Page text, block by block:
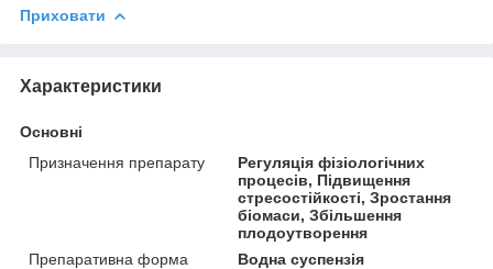
Приховати
Характеристики
Основні
Призначення препарату
Регуляція фізіологічних
процесів, Підвищення
стресостійкості, Зростання
біомаси, Збільшення
плодоутворення
Препаративна форма
Водна суспензія